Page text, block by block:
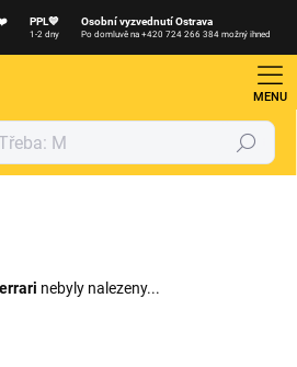
PPL💙 Osobní vyzvednutí Ostrava
1-2 dny Po domluvě na +420 724 266 384 možný ihned
Hledat
nebyly nalezeny...